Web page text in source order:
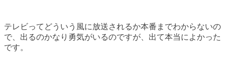
テレビってどういう風に放送されるか本番までわからないの
で、出るのかなり勇気がいるのですが、出て本当によかった
です。